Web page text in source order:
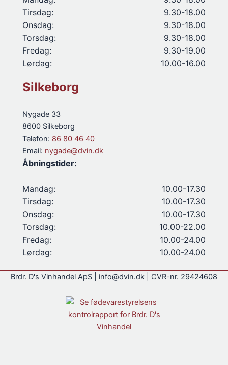
Tirsdag:
9.30-18.00
Onsdag:
9.30-18.00
Torsdag:
9.30-18.00
Fredag:
9.30-19.00
Lørdag:
10.00-16.00
Silkeborg
Nygade 33
8600 Silkeborg
Telefon: 86 80 46 40
Email: nygade@dvin.dk
Åbningstider:
Mandag:
10.00-17.30
Tirsdag:
10.00-17.30
Onsdag:
10.00-17.30
Torsdag:
10.00-22.00
Fredag:
10.00-24.00
Lørdag:
10.00-24.00
Brdr. D's Vinhandel ApS | info@dvin.dk | CVR-nr. 29424608